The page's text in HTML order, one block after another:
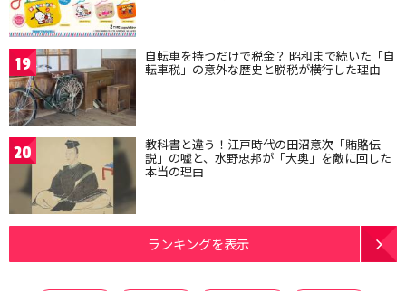
19 自転車を持つだけで税金？ 昭和まで続いた「自
転車税」の意外な歴史と脱税が横行した理由
20 教科書と違う！江戸時代の田沼意次「賄賂伝
説」の嘘と、水野忠邦が「大奥」を敵に回した
本当の理由
ランキングを表示